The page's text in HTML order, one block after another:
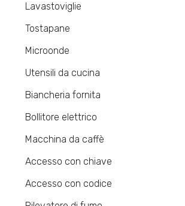
Lavastoviglie
Tostapane
Microonde
Utensili da cucina
Biancheria fornita
Bollitore elettrico
Macchina da caffè
Accesso con chiave
Accesso con codice